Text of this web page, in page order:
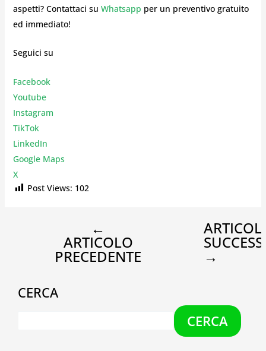
aspetti? Contattaci su Whatsapp per un preventivo gratuito
ed immediato!
Seguici su
Facebook
Youtube
Instagram
TikTok
LinkedIn
Google Maps
X
Post Views: 102
←
ARTICOLO
PRECEDENTE →
CERCA
CERCA